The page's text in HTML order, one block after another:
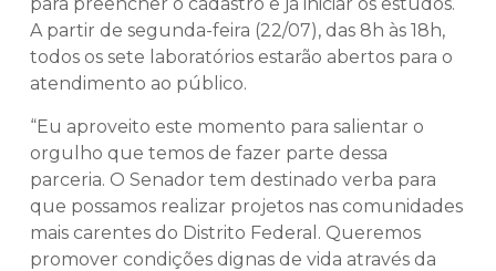
A partir de segunda-feira (22/07), das 8h às 18h,
todos os sete laboratórios estarão abertos para o
atendimento ao público.
“Eu aproveito este momento para salientar o
orgulho que temos de fazer parte dessa
parceria. O Senador tem destinado verba para
que possamos realizar projetos nas comunidades
mais carentes do Distrito Federal. Queremos
promover condições dignas de vida através da